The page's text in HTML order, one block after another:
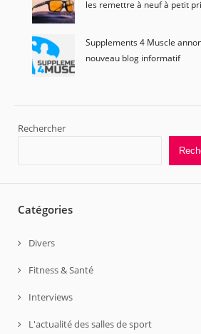
les remettre à neuf à petit
Supplements 4 Muscle
nouveau blog informatif
Rechercher
Catégories
Divers
Fitness & Santé
Interviews
L'actualité des salles de sport